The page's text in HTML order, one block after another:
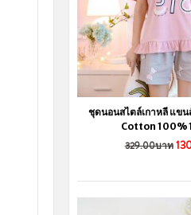
ชุดนอนสไตล์เกาหลี แขน
Cotton 100%
329.00บาท